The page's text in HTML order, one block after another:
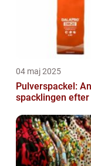
04 maj 2025
Pulverspackel:
spacklingen